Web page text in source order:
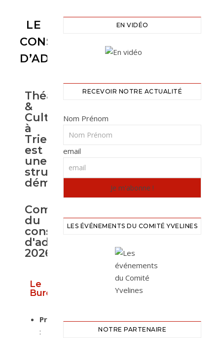
LE
CONSEIL
D’ADMINISTRATION
Théâtre
&
Culture
à
Triel
est
une
structure
démocratique
Composition
du
conseil
d'administration
2026
Le
Bureau
Présidente
:
EN VIDÉO
RECEVOIR NOTRE ACTUALITÉ
Nom Prénom
email
LES ÉVÉNEMENTS DU COMITÉ YVELINES
NOTRE PARTENAIRE